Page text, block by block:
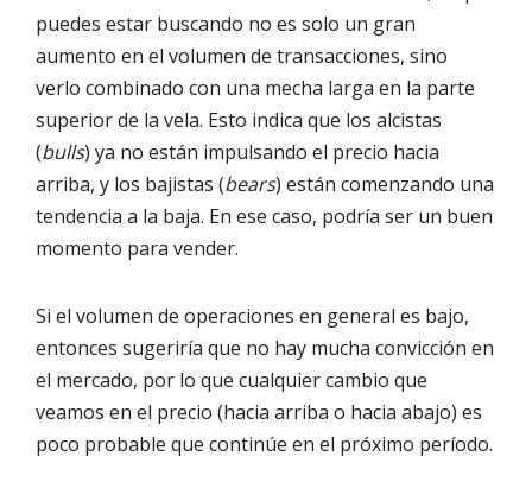
puedes estar buscando no es solo un gran
aumento en el volumen de transacciones, sino
verlo combinado con una mecha larga en la parte
superior de la vela. Esto indica que los alcistas
(bulls) ya no están impulsando el precio hacia
arriba, y los bajistas (bears) están comenzando una
tendencia a la baja. En ese caso, podría ser un buen
momento para vender.
Si el volumen de operaciones en general es bajo,
entonces sugeriría que no hay mucha convicción en
el mercado, por lo que cualquier cambio que
veamos en el precio (hacia arriba o hacia abajo) es
poco probable que continúe en el próximo período.